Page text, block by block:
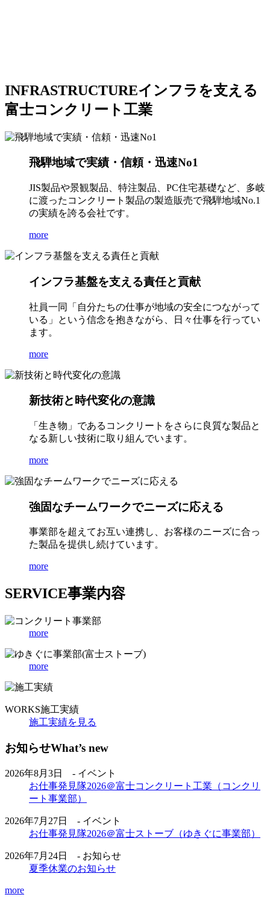
INFRASTRUCTUREインフラを支える
富士コンクリート工業
飛騨地域で実績・信頼・迅速No1
JIS製品や景観製品、特注製品、PC住宅基礎など、多岐
に渡ったコンクリート製品の製造販売で飛騨地域No.1
の実績を誇る会社です。
more
インフラ基盤を支える責任と貢献
社員一同「自分たちの仕事が地域の安全につながって
いる」という信念を抱きながら、日々仕事を行ってい
ます。
more
新技術と時代変化の意識
「生き物」であるコンクリートをさらに良質な製品と
なる新しい技術に取り組んでいます。
more
強固なチームワークでニーズに応える
事業部を超えてお互い連携し、お客様のニーズに合っ
た製品を提供し続けています。
more
SERVICE事業内容
more
more
WORKS施工実績
施工実績を見る
お知らせWhat’s new
2026年8月3日 - イベント
お仕事発見隊2026＠富士コンクリート工業（コンクリ
ート事業部）
2026年7月27日 - イベント
お仕事発見隊2026＠富士ストーブ（ゆきぐに事業部）
2026年7月24日 - お知らせ
夏季休業のお知らせ
more